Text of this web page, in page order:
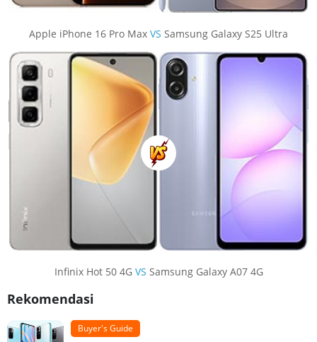
Apple iPhone 16 Pro Max VS Samsung Galaxy S25 Ultra
Infinix Hot 50 4G VS Samsung Galaxy A07 4G
Rekomendasi
Buyer's Guide